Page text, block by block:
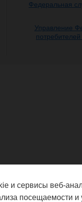
Федеральная
Управление
и сервисы веб-
посещаемости и